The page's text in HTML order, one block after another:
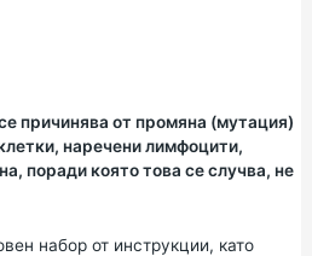
причинява от промяна (мутация)
наречени лимфоцити,
поради която това се случва, не
набор от инструкции, като